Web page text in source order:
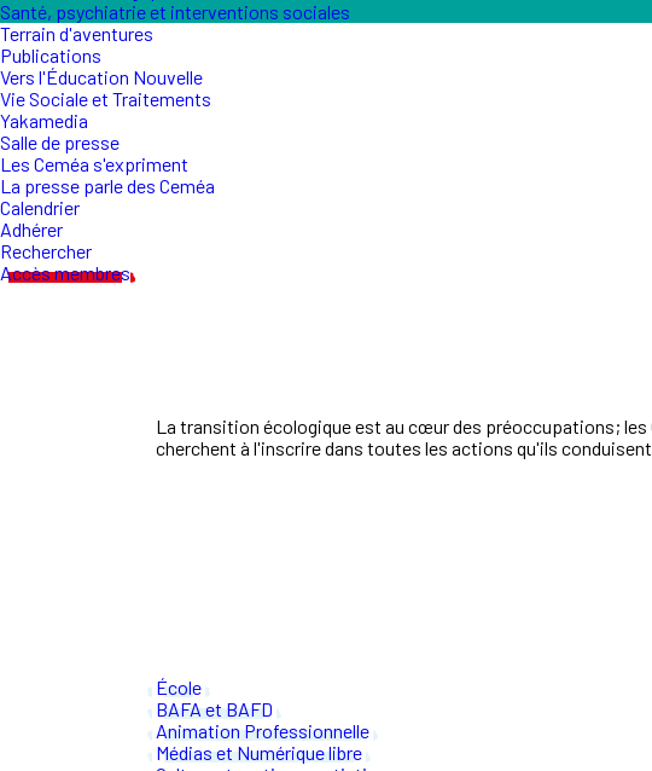
Santé, psychiatrie et interventions sociales
Terrain d'aventures
Publications
Vers l'Éducation Nouvelle
Vie Sociale et Traitements
Yakamedia
Salle de presse
Les Ceméa s'expriment
La presse parle des Ceméa
Calendrier
Adhérer
Rechercher
Accès membres
La transition écologique est au cœur des préoccupations; les
cherchent à l'inscrire dans toutes les actions qu'ils
École
BAFA et BAFD
Animation Professionnelle
Médias et Numérique libre